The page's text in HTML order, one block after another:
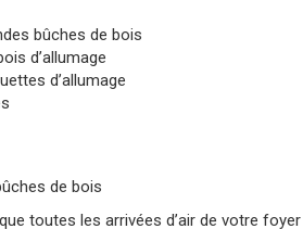
bûches de bois
d’allumage
d’allumage
de bois
toutes les arrivées d’air de votre